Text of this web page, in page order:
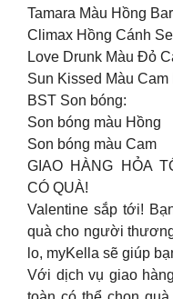
Tamara Màu Hồng
Climax Hồng Cánh
Love Drunk Màu Đỏ
Sun Kissed Màu Cam
BST Son bóng:
Son bóng màu Hồng
Son bóng màu Cam
GIAO HÀNG HỎA
CÓ QUÀ!
Valentine sắp tới!
quà cho người
lo, myKella sẽ giúp
Với dịch vụ giao